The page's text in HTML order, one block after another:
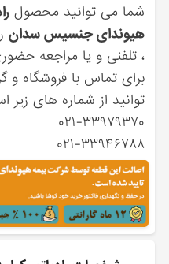
شما می توانید محصول
هیوندای جنسیس سدان
، تلفنی و یا مراجعه
برای تماس با فروشگاه و
توانید از شماره های زیر
۰۲۱-۳۳۹۷۹۳۷۰
۰۲۱-۳۳۹۴۶۷۸۸